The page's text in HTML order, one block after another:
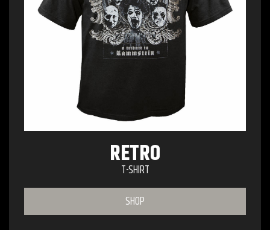
RETRO
T-SHIRT
SHOP